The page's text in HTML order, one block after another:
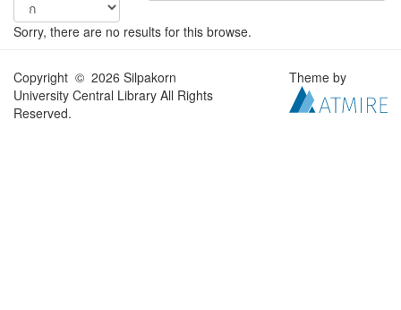
Sorry, there are no results for this browse.
Copyright © 2026 Silpakorn
University Central Library All Rights
Reserved.
Theme by